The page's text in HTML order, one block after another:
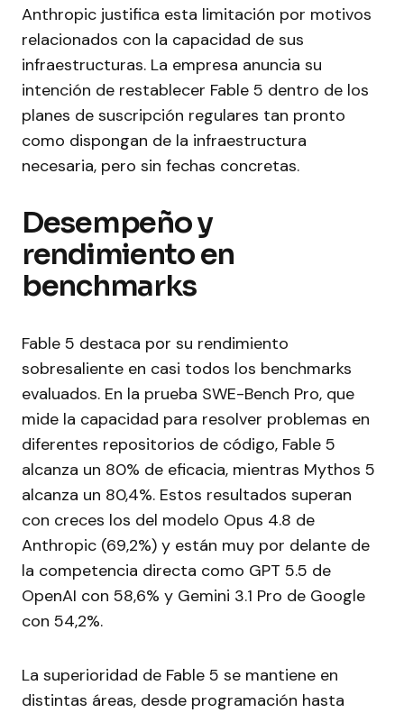
Anthropic justifica esta limitación por motivos
relacionados con la capacidad de sus
infraestructuras. La empresa anuncia su
intención de restablecer Fable 5 dentro de los
planes de suscripción regulares tan pronto
como dispongan de la infraestructura
necesaria, pero sin fechas concretas.
Desempeño y
rendimiento en
benchmarks
Fable 5 destaca por su rendimiento
sobresaliente en casi todos los benchmarks
evaluados. En la prueba SWE-Bench Pro, que
mide la capacidad para resolver problemas en
diferentes repositorios de código, Fable 5
alcanza un 80% de eficacia, mientras Mythos 5
alcanza un 80,4%. Estos resultados superan
con creces los del modelo Opus 4.8 de
Anthropic (69,2%) y están muy por delante de
la competencia directa como GPT 5.5 de
OpenAI con 58,6% y Gemini 3.1 Pro de Google
con 54,2%.
La superioridad de Fable 5 se mantiene en
distintas áreas, desde programación hasta